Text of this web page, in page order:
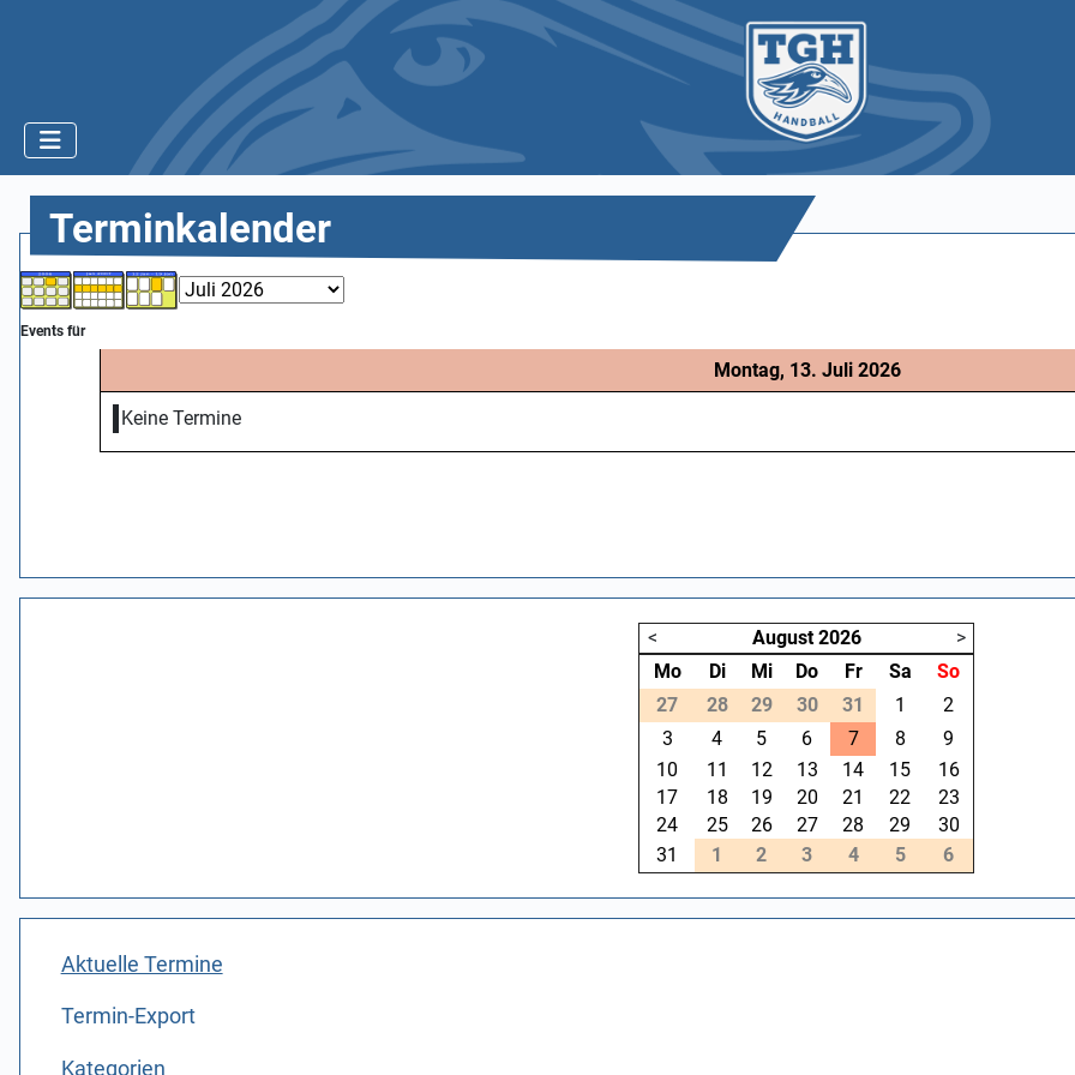
Terminkalender
Events für
Montag, 13. Juli 2026
Keine Termine
< August 2026
>
Mo
Di Mi Do Fr Sa
So
27
28 29 30 31 1
2
3
4 5 6 7 8
9
10
11 12 13 14 15
16
17
18 19 20 21 22
23
24
25 26 27 28 29
30
31
1 2 3 4 5 6
Aktuelle Termine
Termin-Export
Kategorien